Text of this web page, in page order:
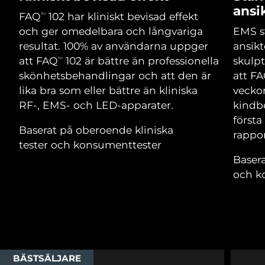
FAQTM
102 har kliniskt bevisad effekt
och ger omedelbara och långvariga
resultat. 100% av användarna uppger
att FAQTM
102 är bättre än professionella
skönhetsbehandlingar och att den är
lika bra som eller bättre än kliniska
RF-, EMS- och LED-apparater.
Baserat på oberoende kliniska
tester och konsumenttester
EMS
att
första
och
BÄSTSÄLJARE
18% PAP
Kosmetika Man
Handla allt
FOREO APP
Israel Förväntad leverans ১৬/৮/২৬
Italien Förväntad leverans ১২/৮/২৬
Japan Förväntad leverans
Jersey
Kazakstan Förväntad leverans ১৪/৮/২৬
১২/৮/২৬